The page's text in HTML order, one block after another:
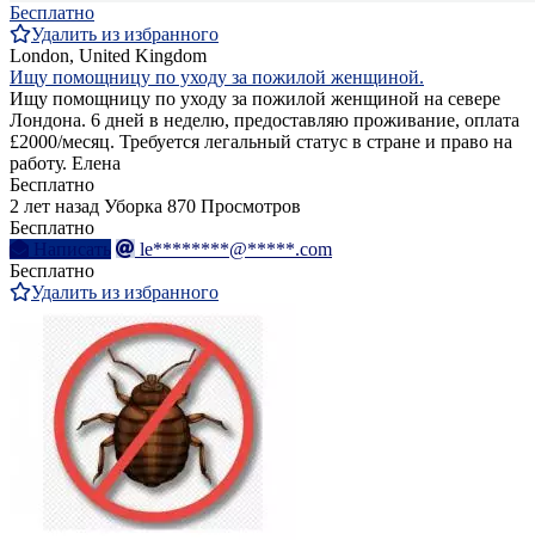
Бесплатно
Удалить из избранного
London, United Kingdom
Ищу помощницу по уходу за пожилой женщиной.
Ищу помощницу по уходу за пожилой женщиной на севере
Лондона. 6 дней в неделю, предоставляю проживание, оплата
£2000/месяц. Требуется легальный статус в стране и право на
работу. Елена
Бесплатно
2 лет назад Уборка 870 Просмотров
Бесплатно
Написать
le********@*****.com
Бесплатно
Удалить из избранного